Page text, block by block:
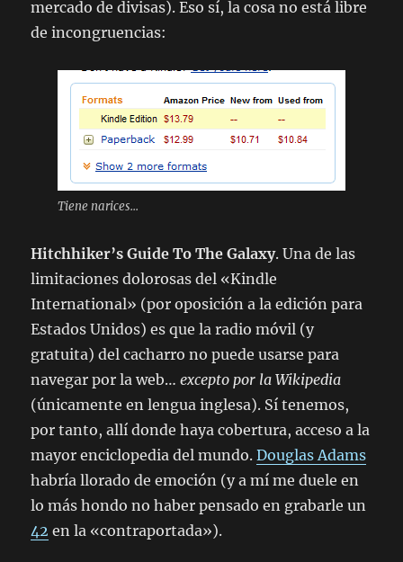
mercado de divisas). Eso sí, la cosa no está libre
de incongruencias:
Tiene narices...
Hitchhiker’s Guide To The Galaxy. Una de las
limitaciones dolorosas del «Kindle
International» (por oposición a la edición para
Estados Unidos) es que la radio móvil (y
gratuita) del cacharro no puede usarse para
navegar por la web…excepto por la Wikipedia
(únicamente en lengua inglesa). Sí tenemos,
por tanto, allí donde haya cobertura, acceso a la
mayor enciclopedia del mundo.Douglas Adams
habría llorado de emoción (y a mí me duele en
lo más hondo no haber pensado en grabarle un
42 en la «contraportada»).